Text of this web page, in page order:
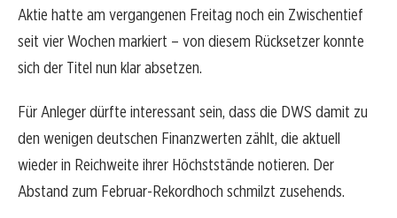
Aktie hatte am vergangenen Freitag noch ein Zwischentief
seit vier Wochen markiert – von diesem Rücksetzer konnte
sich der Titel nun klar absetzen.
Für Anleger dürfte interessant sein, dass die DWS damit zu
den wenigen deutschen Finanzwerten zählt, die aktuell
wieder in Reichweite ihrer Höchststände notieren. Der
Abstand zum Februar-Rekordhoch schmilzt zusehends.